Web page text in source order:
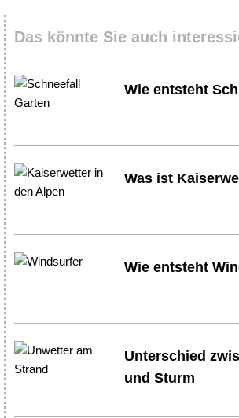
Das könnte Sie auch
Wie entsteht
Was ist
Wie entsteht
Unterschied
und Sturm